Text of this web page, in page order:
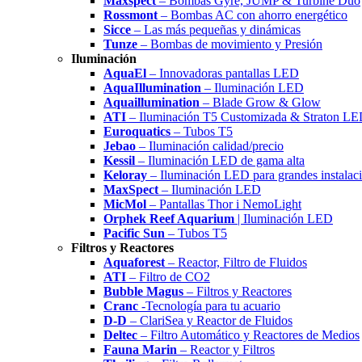
Rossmont – Bombas AC con ahorro energético
Sicce – Las más pequeñas y dinámicas
Tunze – Bombas de movimiento y Presión
Iluminación
AquaEl – Innovadoras pantallas LED
AquaIllumination – Iluminación LED
Aquaillumination – Blade Grow & Glow
ATI – Iluminación T5 Customizada & Straton
Euroquatics – Tubos T5
Jebao – Iluminación calidad/precio
Kessil – Iluminación LED de gama alta
Keloray – Iluminación LED para grandes
MaxSpect – Iluminación LED
MicMol – Pantallas Thor i NemoLight
Orphek Reef Aquarium | Iluminación LED
Pacific Sun – Tubos T5
Filtros y Reactores
Aquaforest – Reactor, Filtro de Fluidos
ATI – Filtro de CO2
Bubble Magus – Filtros y Reactores
Cranc -Tecnología para tu acuario
D-D – ClariSea y Reactor de Fluidos
Deltec – Filtro Automático y Reactores de Medios
Fauna Marin – Reactor y Filtros